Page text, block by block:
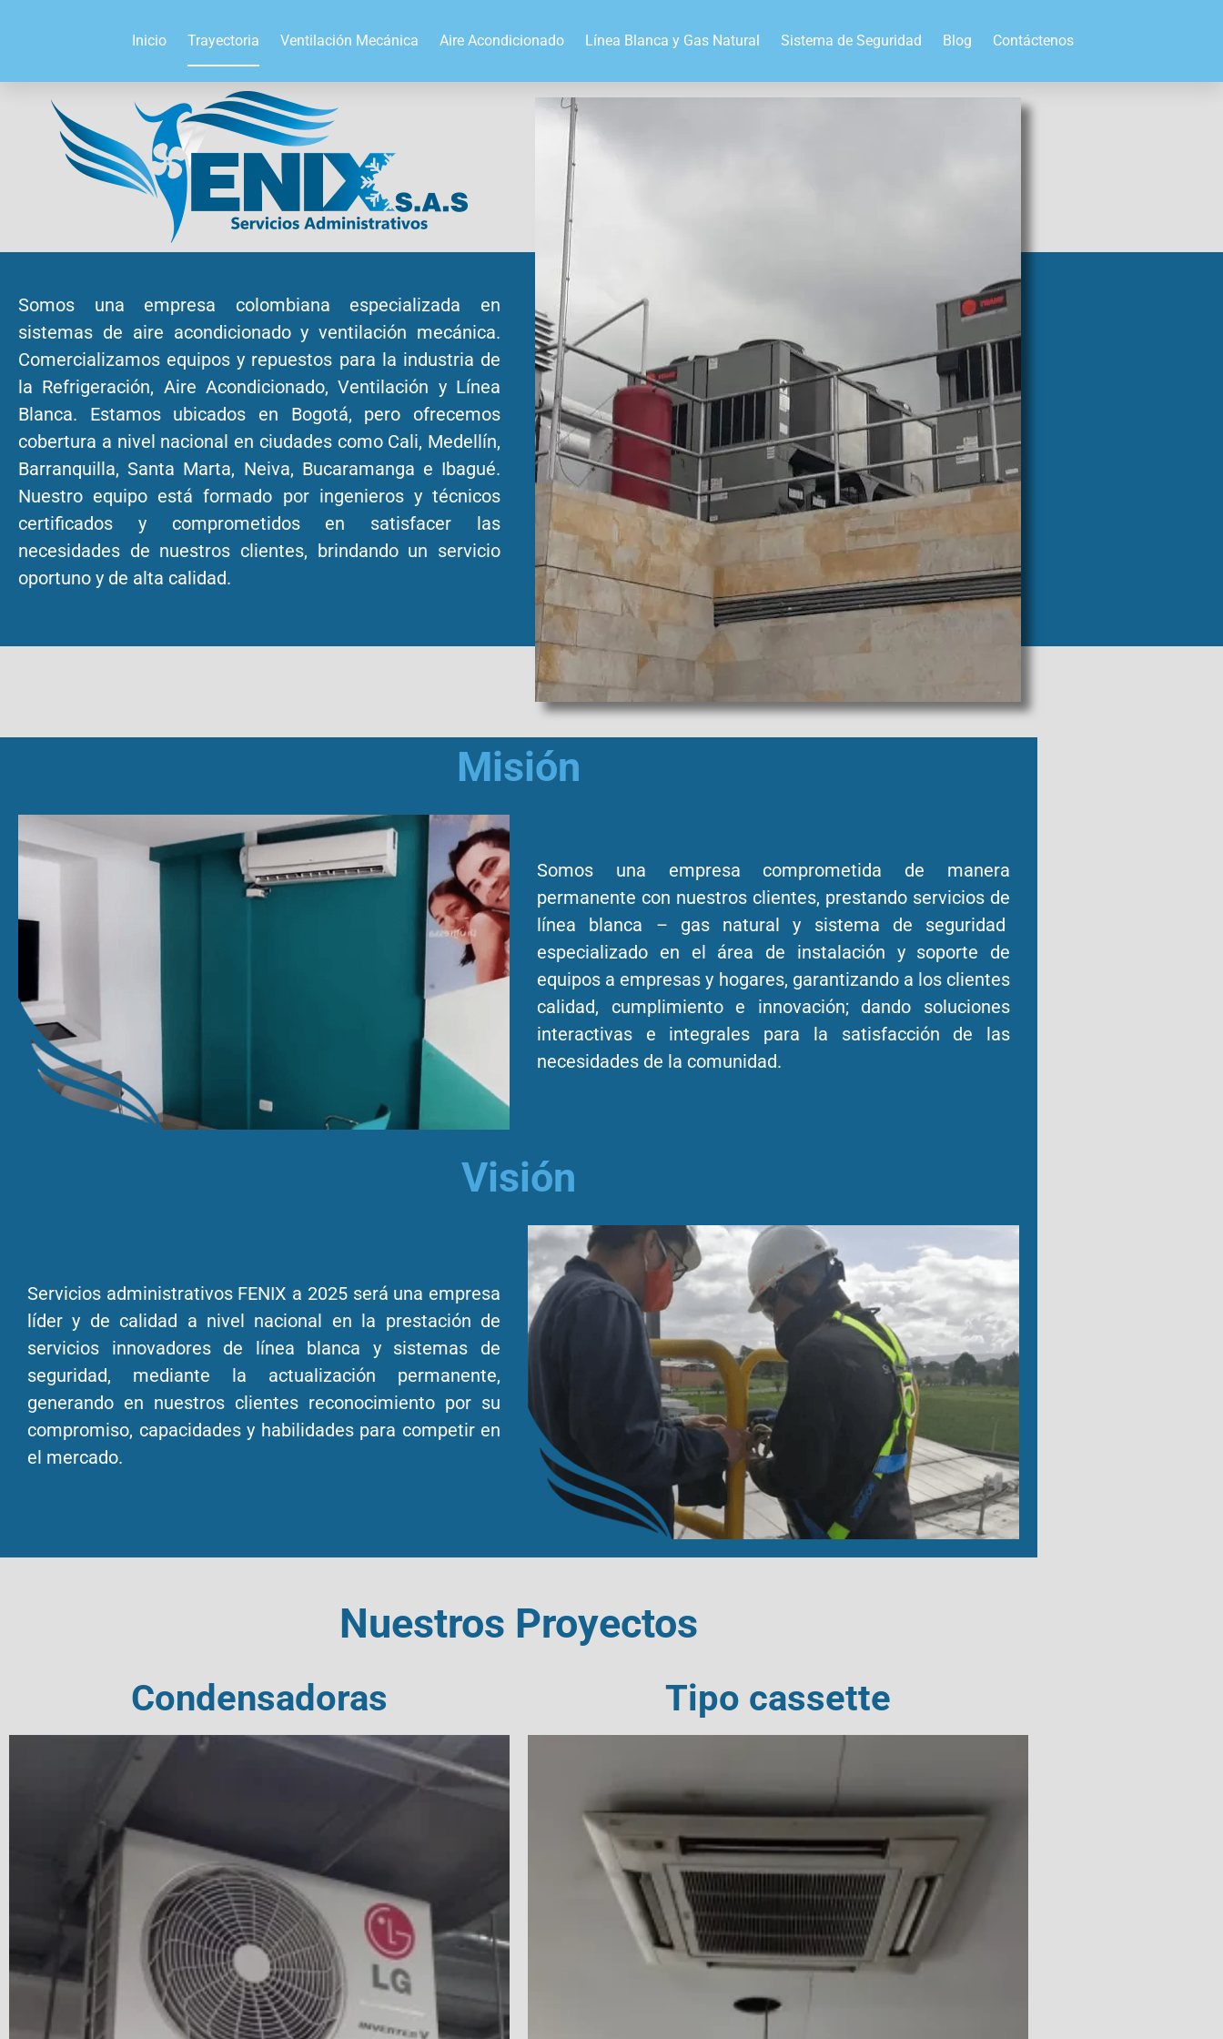
Inicio Trayectoria Ventilación Mecánica Aire Acondicionado Línea Blanca y Gas Natural Sistema de Seguridad Blog Contáctenos
Somos una empresa colombiana especializada en
sistemas de aire acondicionado y ventilación mecánica.
Comercializamos equipos y repuestos para la industria de
la Refrigeración, Aire Acondicionado, Ventilación y Línea
Blanca. Estamos ubicados en Bogotá, pero ofrecemos
cobertura a nivel nacional en ciudades como Cali, Medellín,
Barranquilla, Santa Marta, Neiva, Bucaramanga e Ibagué.
Nuestro equipo está formado por ingenieros y técnicos
certificados y comprometidos en satisfacer las
necesidades de nuestros clientes, brindando un servicio
oportuno y de alta calidad.
Misión
Somos una empresa comprometida de manera
permanente con nuestros clientes, prestando servicios de
línea blanca – gas natural y sistema de seguridad
especializado en el área de instalación y soporte de
equipos a empresas y hogares, garantizando a los clientes
calidad, cumplimiento e innovación; dando soluciones
interactivas e integrales para la satisfacción de las
necesidades de la comunidad.
Visión​
Servicios administrativos FENIX a 2025 será una empresa
líder y de calidad a nivel nacional en la prestación de
servicios innovadores de línea blanca y sistemas de
seguridad, mediante la actualización permanente,
generando en nuestros clientes reconocimiento por su
compromiso, capacidades y habilidades para competir en
el mercado.
Nuestros Proyectos
Condensadoras Tipo cassette